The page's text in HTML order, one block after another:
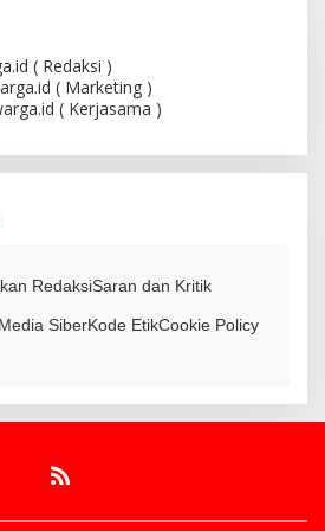
( Redaksi )
( Marketing )
( Kerjasama )
RedaksiSaran dan Kritik
SiberKode EtikCookie Policy